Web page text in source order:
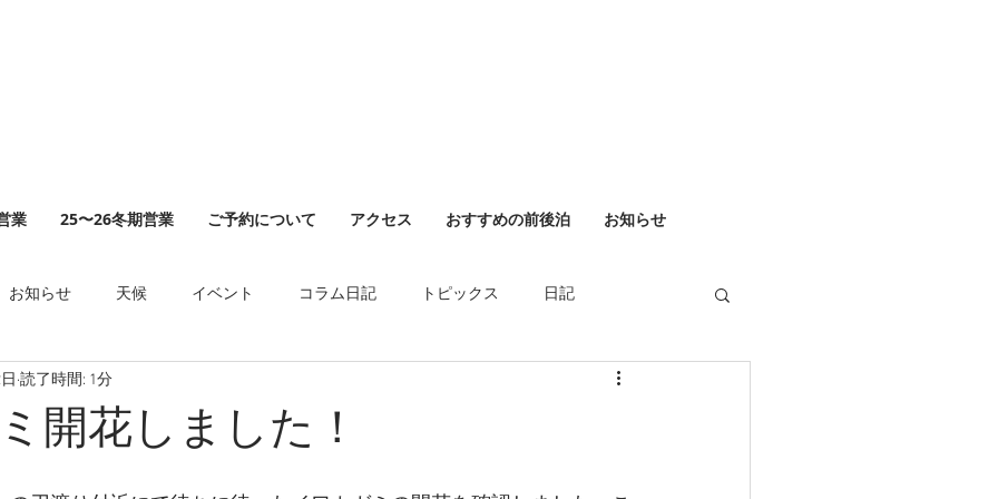
業 25〜26冬期営業 ご予約について アクセス おすすめの前後泊 お知らせ
お知らせ 天候 イベント コラム日記 トピックス 日記
開花しました！
読了時間: 1分